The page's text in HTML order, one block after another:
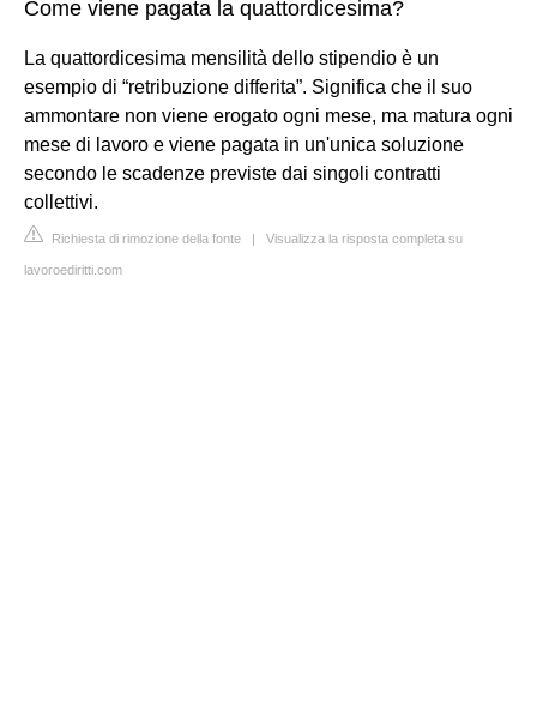
Come viene pagata la quattordicesima?
La quattordicesima mensilità dello stipendio è un
esempio di “retribuzione differita”. Significa che il suo
ammontare non viene erogato ogni mese, ma matura ogni
mese di lavoro e viene pagata in un'unica soluzione
secondo le scadenze previste dai singoli contratti
collettivi.
Richiesta di rimozione della fonte | Visualizza la risposta completa su
lavoroediritti.com